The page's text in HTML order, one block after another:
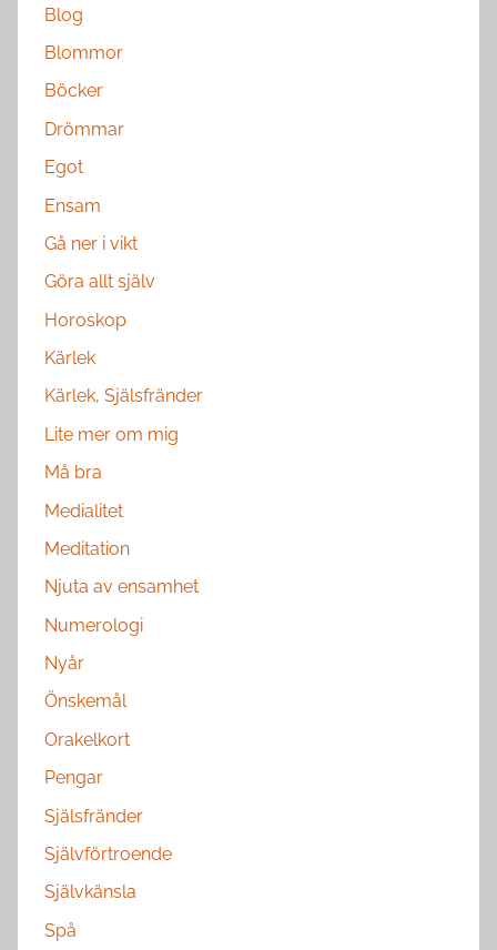
Blog
Blommor
Böcker
Drömmar
Egot
Ensam
Gå ner i vikt
Göra allt själv
Horoskop
Kärlek
Kärlek, Själsfränder
Lite mer om mig
Må bra
Medialitet
Meditation
Njuta av ensamhet
Numerologi
Nyår
Önskemål
Orakelkort
Pengar
Själsfränder
Självförtroende
Självkänsla
Spå